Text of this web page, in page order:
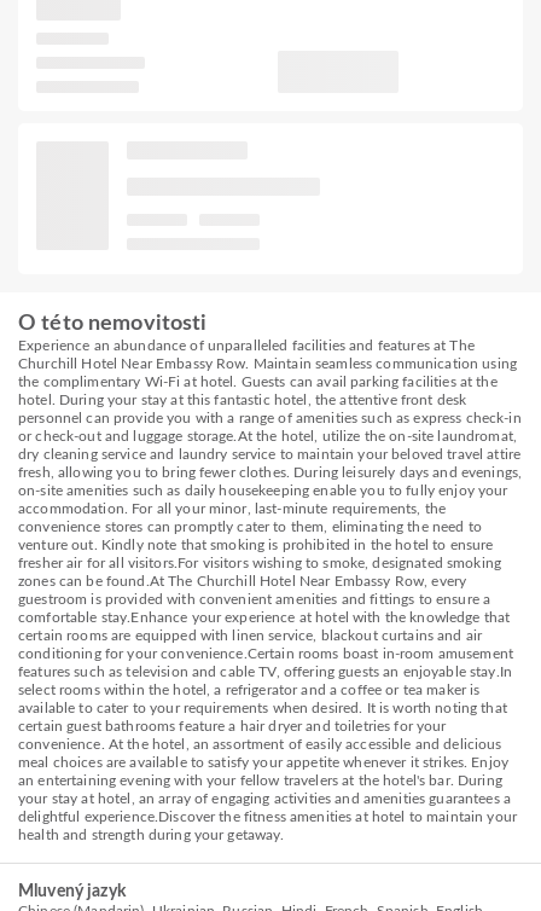
O této nemovitosti
Experience an abundance of unparalleled facilities and features at The
Churchill Hotel Near Embassy Row. Maintain seamless communication using
the complimentary Wi-Fi at hotel. Guests can avail parking facilities at the
hotel. During your stay at this fantastic hotel, the attentive front desk
personnel can provide you with a range of amenities such as express check-in
or check-out and luggage storage.At the hotel, utilize the on-site laundromat,
dry cleaning service and laundry service to maintain your beloved travel attire
fresh, allowing you to bring fewer clothes. During leisurely days and evenings,
on-site amenities such as daily housekeeping enable you to fully enjoy your
accommodation. For all your minor, last-minute requirements, the
convenience stores can promptly cater to them, eliminating the need to
venture out. Kindly note that smoking is prohibited in the hotel to ensure
fresher air for all visitors.For visitors wishing to smoke, designated smoking
zones can be found.At The Churchill Hotel Near Embassy Row, every
guestroom is provided with convenient amenities and fittings to ensure a
comfortable stay.Enhance your experience at hotel with the knowledge that
certain rooms are equipped with linen service, blackout curtains and air
conditioning for your convenience.Certain rooms boast in-room amusement
features such as television and cable TV, offering guests an enjoyable stay.In
select rooms within the hotel, a refrigerator and a coffee or tea maker is
available to cater to your requirements when desired. It is worth noting that
certain guest bathrooms feature a hair dryer and toiletries for your
convenience. At the hotel, an assortment of easily accessible and delicious
meal choices are available to satisfy your appetite whenever it strikes. Enjoy
an entertaining evening with your fellow travelers at the hotel's bar. During
your stay at hotel, an array of engaging activities and amenities guarantees a
delightful experience.Discover the fitness amenities at hotel to maintain your
health and strength during your getaway.
Mluvený jazyk